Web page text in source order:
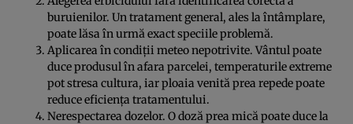
buruienilor. Un tratament general, ales la întâmplare,
poate lăsa în urmă exact speciile problemă.
Aplicarea în condiții meteo nepotrivite. Vântul poate
duce produsul în afara parcelei, temperaturile extreme
pot stresa cultura, iar ploaia venită prea repede poate
reduce eficiența tratamentului.
Nerespectarea dozelor. O doză prea mică poate duce la